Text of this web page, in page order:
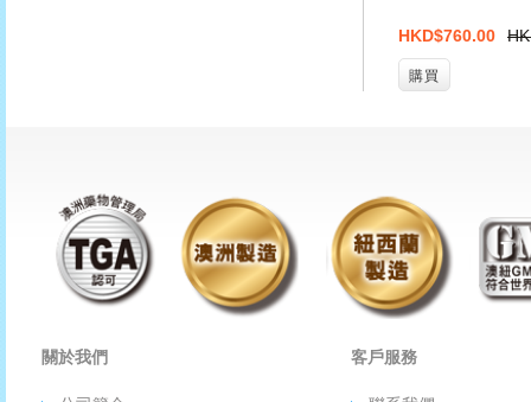
HKD$760.00
購買
關於我們 客戶服務